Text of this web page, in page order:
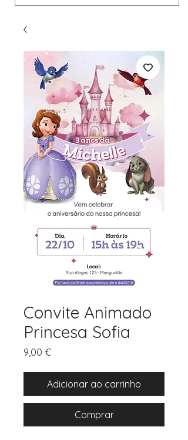
Convite Animado
Princesa Sofia
9,00 €Preço
Adicionar ao carrinho
Comprar